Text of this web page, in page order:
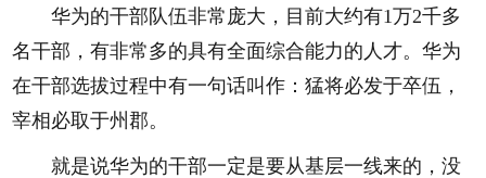
华为的干部队伍非常庞大，目前大约有1万2千多
名干部，有非常多的具有全面综合能力的人才。华为
在干部选拔过程中有一句话叫作：猛将必发于卒伍，
宰相必取于州郡。
就是说华为的干部一定是要从基层一线来的，没